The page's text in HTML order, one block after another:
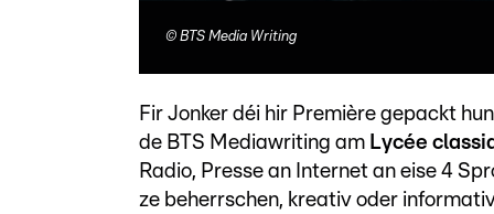
© BTS Media Writing
Fir Jonker déi hir Première gepackt
de BTS Mediawriting am Lycée
Radio, Presse an Internet an eise 4
ze beherrschen, kreativ oder